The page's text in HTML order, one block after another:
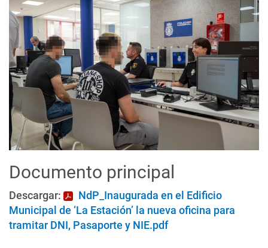
Documento principal
Descargar:
NdP_Inaugurada en el Edificio
Municipal de ‘La Estación’ la nueva oficina para
tramitar DNI, Pasaporte y NIE.pdf